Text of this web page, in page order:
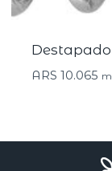
ARS 10.065